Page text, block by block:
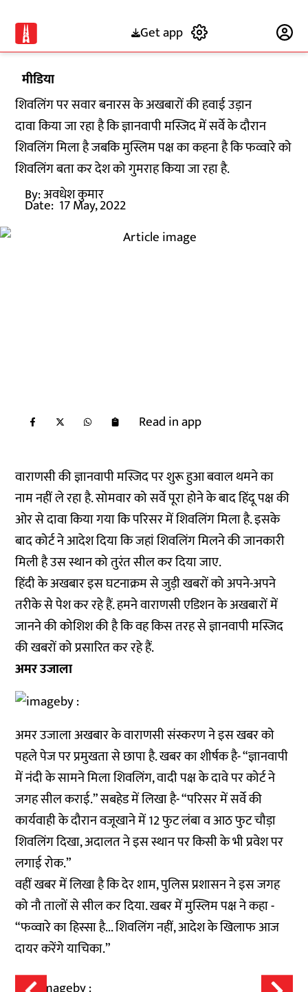
Get app
मीडिया
शिवलिंग पर सवार बनारस के अखबारों की हवाई उड़ान
दावा किया जा रहा है कि ज्ञानवापी मस्जिद में सर्वे के दौरान
शिवलिंग मिला है जबकि मुस्लिम पक्ष का कहना है कि फव्वारे को
शिवलिंग बता कर देश को गुमराह किया जा रहा है.
By:अवधेश कुमार
Date: 17 May, 2022
Read in app
वाराणसी की ज्ञानवापी मस्जिद पर शुरू हुआ बवाल थमने का
नाम नहीं ले रहा है. सोमवार को सर्वे पूरा होने के बाद हिंदू पक्ष की
ओर से दावा किया गया कि परिसर में शिवलिंग मिला है. इसके
बाद कोर्ट ने आदेश दिया कि जहां शिवलिंग मिलने की जानकारी
मिली है उस स्थान को तुरंत सील कर दिया जाए.
हिंदी के अखबार इस घटनाक्रम से जुड़ी खबरों को अपने-अपने
तरीके से पेश कर रहे हैं. हमने वाराणसी एडिशन के अखबारों में
जानने की कोशिश की है कि वह किस तरह से ज्ञानवापी मस्जिद
की खबरों को प्रसारित कर रहे हैं.
अमर उजाला
अमर उजाला अखबार के वाराणसी संस्करण ने इस खबर को
पहले पेज पर प्रमुखता से छापा है. खबर का शीर्षक है- “ज्ञानवापी
में नंदी के सामने मिला शिवलिंग, वादी पक्ष के दावे पर कोर्ट ने
जगह सील कराई.” सबहेड में लिखा है- “परिसर में सर्वे की
कार्यवाही के दौरान वजूखाने में 12 फुट लंबा व आठ फुट चौड़ा
शिवलिंग दिखा, अदालत ने इस स्थान पर किसी के भी प्रवेश पर
लगाई रोक.”
वहीं खबर में लिखा है कि देर शाम, पुलिस प्रशासन ने इस जगह
को नौ तालों से सील कर दिया. खबर में मुस्लिम पक्ष ने कहा -
“फव्वारे का हिस्सा है... शिवलिंग नहीं, आदेश के खिलाफ आज
दायर करेंगे याचिका.”